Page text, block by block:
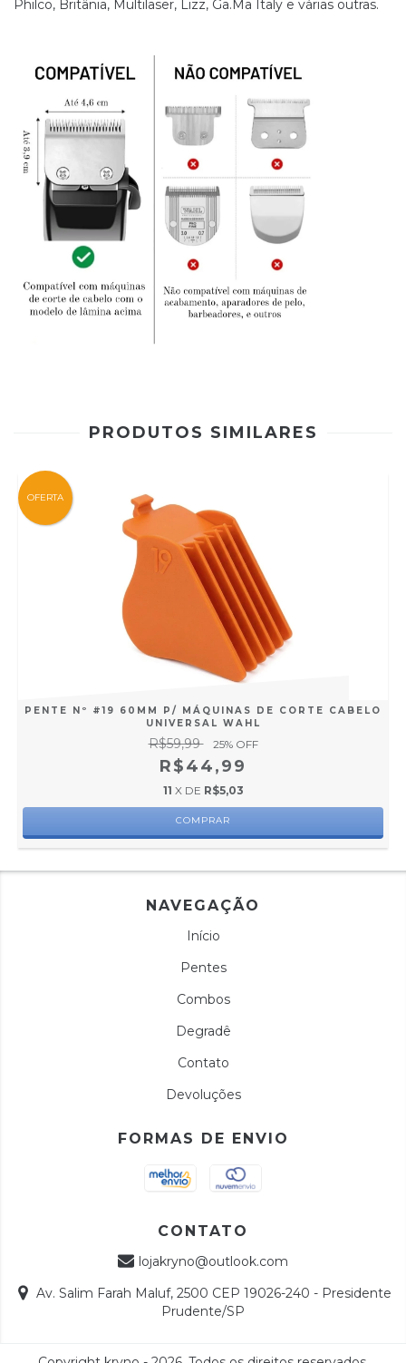
Philco, Britânia, Multilaser, Lizz, Ga.Ma Italy e várias outras.
PRODUTOS SIMILARES
OFERTA
PENTE Nº #19 60MM P/ MÁQUINAS DE CORTE CABELO
UNIVERSAL WAHL
R$59,99 25% OFF
R$44,99
11 X DE R$5,03
COMPRAR
NAVEGAÇÃO
Início
Pentes
Combos
Degradê
Contato
Devoluções
FORMAS DE ENVIO
CONTATO
lojakryno@outlook.com
Av. Salim Farah Maluf, 2500 CEP 19026-240 - Presidente
Prudente/SP